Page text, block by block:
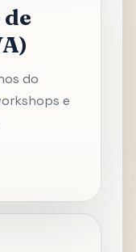
do
e